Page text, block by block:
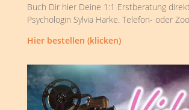
Buch Dir hier Deine 1:1 Erstberatung
Psychologin Sylvia Harke. Telefon- oder
Hier bestellen (klicken)